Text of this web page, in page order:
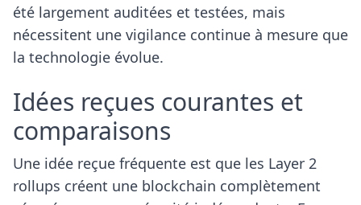
été largement auditées et testées, mais
nécessitent une vigilance continue à mesure que
la technologie évolue.
Idées reçues courantes et
comparaisons
Une idée reçue fréquente est que les Layer 2
rollups créent une blockchain complètement